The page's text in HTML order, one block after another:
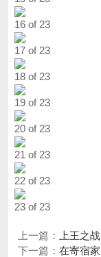
16 of 23
17 of 23
18 of 23
19 of 23
20 of 23
21 of 23
22 of 23
23 of 23
上一篇：
上王之
下一篇： 在寄宿